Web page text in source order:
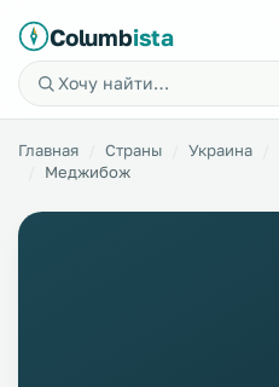
Columbista
Главная Страны Украина
Меджибож